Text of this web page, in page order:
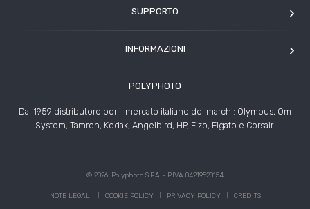
POLYPHOTO
Dal 1959 distributore per il mercato italiano dei marchi: Olympus, Om
System, Tamron, Kodak, Angelbird, HP, Eizo, Elgato e Corsair.
Angelbird
HP
Arcade1Up
SUPPORTO
Condizioni di vendita
INFORMAZIONI
© 2026. Polyphoto S.P.A - P.IVA 04219520154
NOTE LEGALI COOKIE POLICY PRIVACY POLICY CREDITS